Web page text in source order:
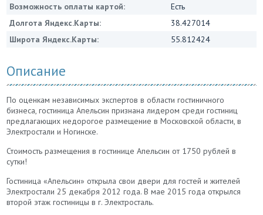
Возможность оплаты картой:
Есть
Долгота Яндекс.Карты:
38.427014
Широта Яндекс.Карты:
55.812424
Описание
По оценкам независимых экспертов в области гостиничного
бизнеса, гостиница Апельсин признана лидером среди гостиниц
предлагающих недорогое размещение в Московской области, в
Электростали и Ногинске.
Стоимость размещения в гостинице Апельсин от 1750 рублей в
сутки!
Гостиница «Апельсин» открыла свои двери для гостей и жителей
Электростали 25 декабря 2012 года. В мае 2015 года открылся
второй этаж гостиницы в г. Электросталь.